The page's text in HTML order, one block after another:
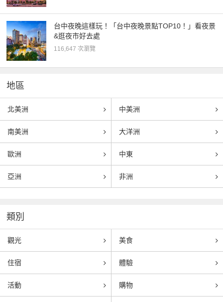
台中夜晚這樣玩！「台中夜晚景點TOP10！」看夜景
&逛夜市好去處
116,647 次瀏覽
地區
北美洲 中美洲
南美洲 大洋洲
歐洲 中東
亞洲 非洲
類別
觀光 美食
住宿 體驗
活動 購物